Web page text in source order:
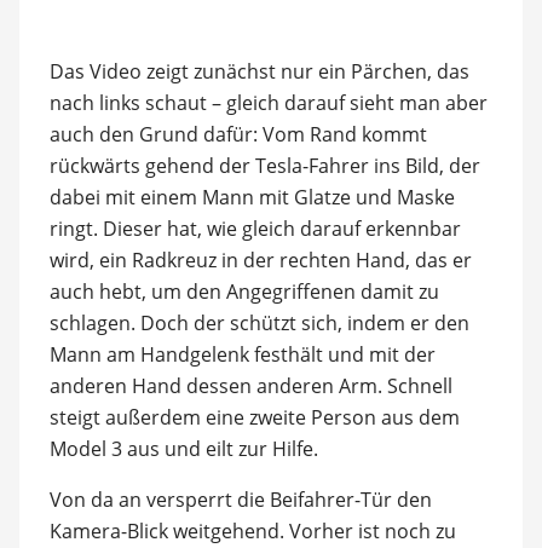
Das Video zeigt zunächst nur ein Pärchen, das
nach links schaut – gleich darauf sieht man aber
auch den Grund dafür: Vom Rand kommt
rückwärts gehend der Tesla-Fahrer ins Bild, der
dabei mit einem Mann mit Glatze und Maske
ringt. Dieser hat, wie gleich darauf erkennbar
wird, ein Radkreuz in der rechten Hand, das er
auch hebt, um den Angegriffenen damit zu
schlagen. Doch der schützt sich, indem er den
Mann am Handgelenk festhält und mit der
anderen Hand dessen anderen Arm. Schnell
steigt außerdem eine zweite Person aus dem
Model 3 aus und eilt zur Hilfe.
Von da an versperrt die Beifahrer-Tür den
Kamera-Blick weitgehend. Vorher ist noch zu